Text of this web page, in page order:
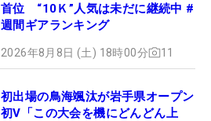
首位 “10Ｋ”人気は未だに継続中 #
週間ギアランキング
2026年8月8日 (土) 18時00分 11
初出場の鳥海颯汰が岩手県オープン
初V「この大会を機にどんどん上